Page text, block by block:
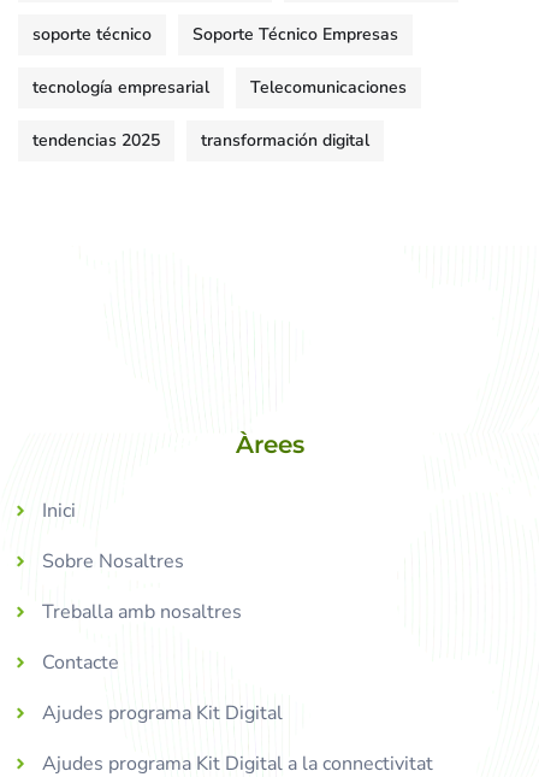
soporte técnico Soporte Técnico Empresas
tecnología empresarial Telecomunicaciones
tendencias 2025 transformación digital
Àrees
Inici
Sobre Nosaltres
Treballa amb nosaltres
Contacte
Ajudes programa Kit Digital
Ajudes programa Kit Digital a la connectivitat